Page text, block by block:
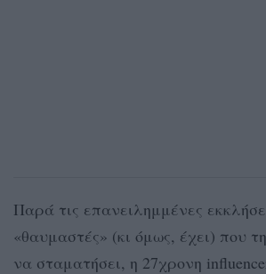
Παρά τις επανειλημμένες
«θαυμαστές» (κι όμως, έχει) που
να σταματήσει, η 27χρονη